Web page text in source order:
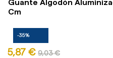
Guante Algodón
Cm
-35%
5,87 € 9,03 €